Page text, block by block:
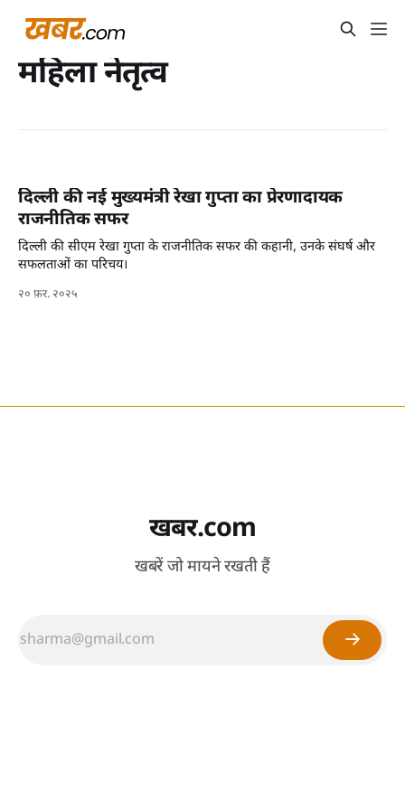
महिला नेतृत्व
दिल्ली की नई मुख्यमंत्री रेखा गुप्ता का प्रेरणादायक
राजनीतिक सफर
दिल्ली की सीएम रेखा गुप्ता के राजनीतिक सफर की कहानी, उनके संघर्ष और
सफलताओं का परिचय।
२० फ़र. २०२५
खबर.com
खबरें जो मायने रखती हैं